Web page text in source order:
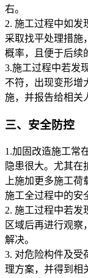
右。
2. 施工过程中如发
采取找平处理措施
概率，且便于后续
3.施工过程中若发
不符，出现变形增
施，并报告给相关
三、安全防控
1.加固改造施工常
隐患很大。尤其在
上施加更多施工
施工全过程中的安
2. 施工过程中若发
区域后再进行观察
解决。
3. 对危险构件及受
理方案，并得到相